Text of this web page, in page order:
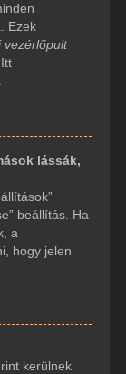
Ezek
vezérlőpult
lássák,
beállítás. Ha
a
hogy jelen
kerülnek